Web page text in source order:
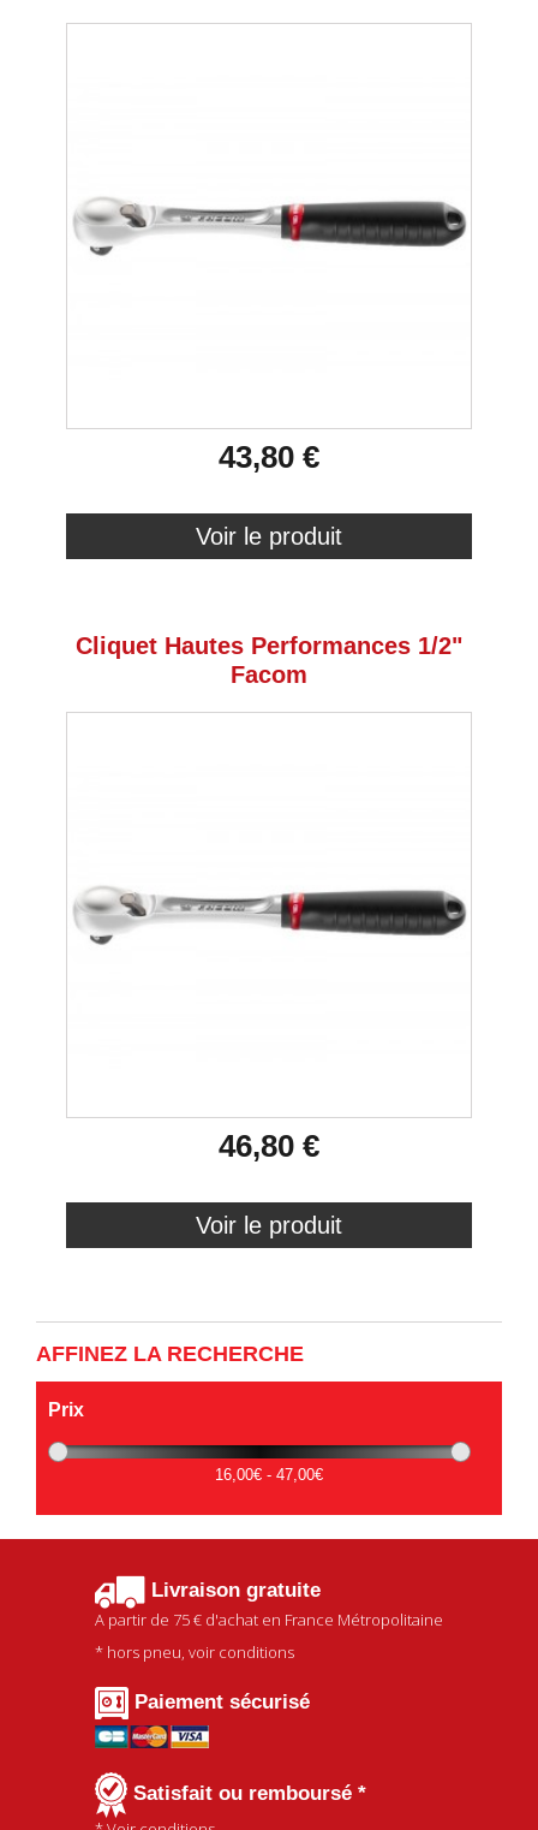
43,80 €
Voir le produit
Cliquet Hautes Performances 1/2"
Facom
46,80 €
Voir le produit
AFFINEZ LA RECHERCHE
Prix
16,00€ - 47,00€
Livraison gratuite
A partir de 75 € d'achat en France Métropolitaine
* hors pneu, voir conditions
Paiement sécurisé
Satisfait ou remboursé *